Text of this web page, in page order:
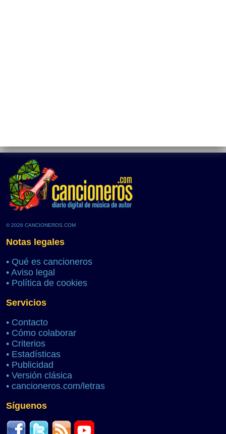
© 2026 CANCIONEROS.COM
Notas legales
• Qué es cancioneros
• Aviso legal
• Política de cookies
Servicios
• Contacto
• Cómo colaborar
• Criterios
• Estadísticas
• Publicidad
• Versión clásica
• cancioneros.com/letras
Síguenos